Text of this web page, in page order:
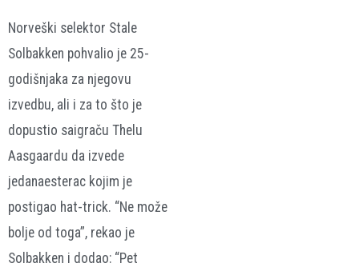
Norveški selektor Stale
Solbakken pohvalio je 25-
godišnjaka za njegovu
izvedbu, ali i za to što je
dopustio saigraču Thelu
Aasgaardu da izvede
jedanaesterac kojim je
postigao hat-trick. “Ne može
bolje od toga”, rekao je
Solbakken i dodao: “Pet